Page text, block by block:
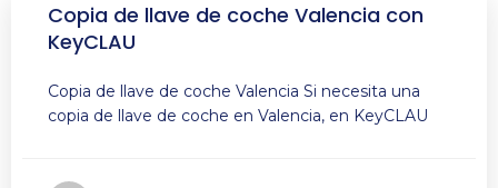
Copia de llave de coche Valencia con
KeyCLAU
Copia de llave de coche Valencia Si necesita una
copia de llave de coche en Valencia, en KeyCLAU